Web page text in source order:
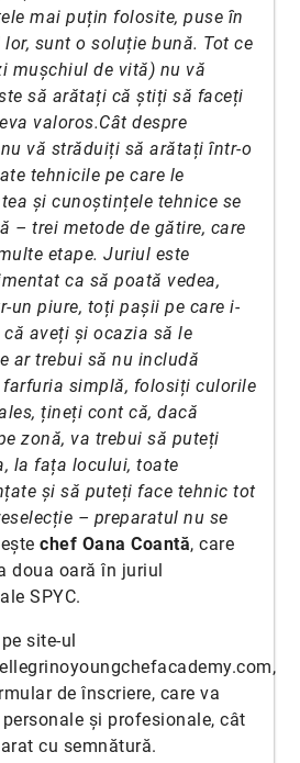
mai puțin folosite, puse în
sunt o soluție bună. Tot ce
mușchiul de vită) nu vă
să arătați că știți să faceți
valoros.Cât despre
vă străduiți să arătați într-o
tehnicile pe care le
și cunoștințele tehnice se
– trei metode de gătire, care
etape. Juriul este
ca să poată vedea,
un piure, toți pașii pe care i-
aveți și ocazia să le
ar trebui să nu includă
simplă, folosiți culorile
țineți cont că, dacă
zonă, va trebui să puteți
la fața locului, toate
și să puteți face tehnic tot
– preparatul nu se
chef Oana Coantă, care
doua oară în juriul
SPYC.
site-ul
,
de înscriere, care va
și profesionale, cât
cu semnătură.